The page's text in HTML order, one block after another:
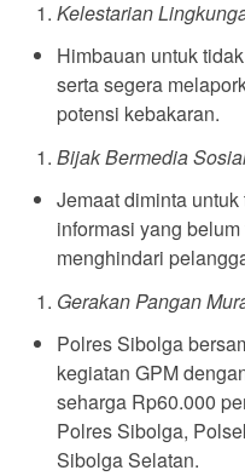
Kelestarian
Himbauan untuk
serta segera
potensi kebakaran.
Bijak Bermedia
Jemaat diminta
informasi yang
menghindari
Gerakan Pangan
Polres Sibolga
kegiatan GPM
seharga Rp60.000
Polres Sibolga,
Sibolga Selatan.